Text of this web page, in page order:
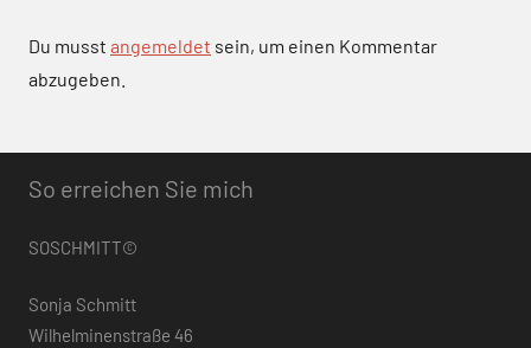
Du musst angemeldet sein, um einen Kommentar
abzugeben.
So erreichen Sie mich
SOSCHMITT©
Sonja Schmitt
Wilhelminenstraße 46